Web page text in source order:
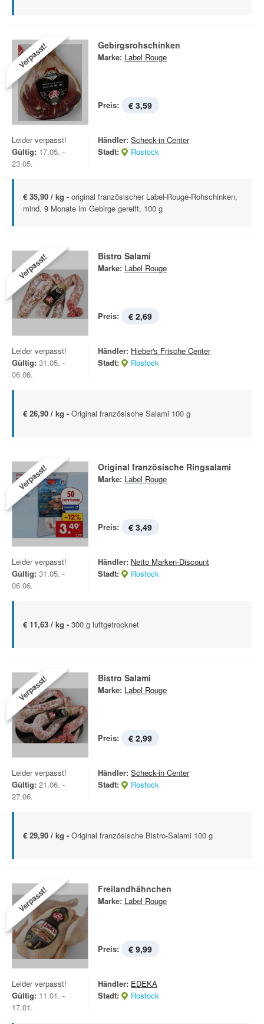
Verpasst! Gebirgsrohschinken
Marke: Label Rouge
Preis: € 3,59
Leider verpasst!
Gültig: 17.05. -
23.05.
Händler: Scheck-in Center
Stadt:
Rostock
€ 35,90 / kg - original französischer Label-Rouge-Rohschinken,
mind. 9 Monate im Gebirge gereift, 100 g
Verpasst! Bistro Salami
Marke: Label Rouge
Preis: € 2,69
Leider verpasst!
Gültig: 31.05. -
06.06.
Händler: Hieber's Frische Center
Stadt:
Rostock
€ 26,90 / kg - Original französische Salami 100 g
Verpasst! Original französische Ringsalami
Marke: Label Rouge
Preis: € 3,49
Leider verpasst!
Gültig: 31.05. -
06.06.
Händler: Netto Marken-Discount
Stadt:
Rostock
€ 11,63 / kg - 300 g luftgetrocknet
Verpasst! Bistro Salami
Marke: Label Rouge
Preis: € 2,99
Leider verpasst!
Gültig: 21.06. -
27.06.
Händler: Scheck-in Center
Stadt:
Rostock
€ 29,90 / kg - Original französische Bistro-Salami 100 g
Verpasst! Freilandhähnchen
Marke: Label Rouge
Preis: € 9,99
Leider verpasst!
Gültig: 11.01. -
17.01.
Händler: EDEKA
Stadt:
Rostock